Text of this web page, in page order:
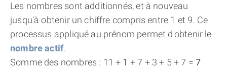
Les nombres sont additionnés, et à nouveau
jusqu'à obtenir un chiffre compris entre 1 et 9. Ce
processus appliqué au prénom permet d'obtenir le
nombre actif.
Somme des nombres : 11 + 1 + 7 + 3 + 5 + 7 =7